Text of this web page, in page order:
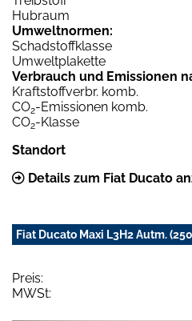
Hubraum
Umweltnormen:
Schadstoffklasse
Umweltplakette
Verbrauch und Emissionen
Kraftstoffverbr. komb.
CO2-Emissionen komb.
CO2-Klasse
Standort
Details zum Fiat Ducato
Fiat Ducato Maxi L3H2 Autm.
Preis:
MWSt: